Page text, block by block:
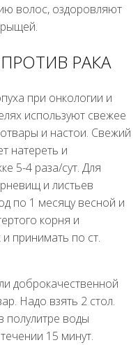
волос, оздоровляют
РАКА
при онкологии и
используют свежее
и настои. Свежий
натереть и
5-4 раза/сут. Для
и листьев
по 1 месяцу весной и
корня и
принимать по ст.
доброкачественной
Надо взять 2 стол.
полулитре воды
15 минут.